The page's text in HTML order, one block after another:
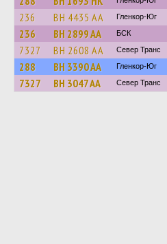
236 BH 4435 AA Гленкор-Юг
236 BH 2899 AA БСК
7327 BH 2608 AA Север Транс
288 BH 3390 AA Гленкор-Юг
7327 BH 3047 AA Север Транс